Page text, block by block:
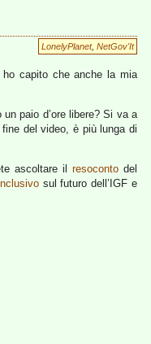
LonelyPlanet, NetGov'It
capito che anche la mia
paio d’ore libere? Si va a
del video, è più lunga di
ascoltare ilresoconto del
sul futuro dell’IGF e